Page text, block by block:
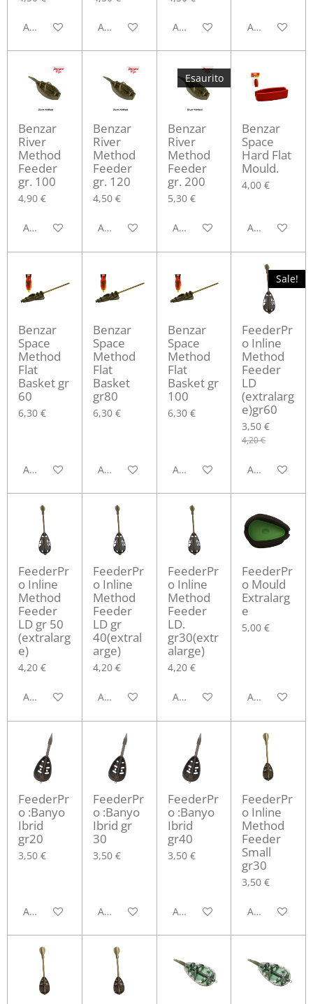
Aggiungi al carrelloAggiungi al carrelloAggiungi al carrelloAvvisami
Benzar
River
Method
Feeder
gr. 100
4,90 €
Aggiungi al carrello
Benzar
River
Method
Feeder
gr. 120
4,50 €
Aggiungi al carrello
Esaurito
Benzar
River
Method
Feeder
gr. 200
5,30 €
Avvisami quando disponibile
Benzar
Space
Hard Flat
Mould.
4,00 €
Aggiungi al
Benzar
Space
Method
Flat
Basket gr
60
6,30 €
Aggiungi al carrello
Benzar
Space
Method
Flat
Basket
gr80
6,30 €
Aggiungi al carrello
Benzar
Space
Method
Flat
Basket gr
100
6,30 €
Aggiungi al carrello
Sale!
FeederPr
o Inline
Method
Feeder
LD
(extralarg
e)gr60
3,50 €
4,20 €
Aggiungi al
FeederPr
o Inline
Method
Feeder
LD gr 50
(extralarg
e)
4,20 €
Aggiungi al carrello
FeederPr
o Inline
Method
Feeder
LD gr
40(extral
arge)
4,20 €
Aggiungi al carrello
FeederPr
o Inline
Method
Feeder
LD.
gr30(extr
alarge)
4,20 €
Aggiungi al carrello
FeederPr
o Mould
Extralarg
e
5,00 €
Aggiungi al
FeederPr
o :Banyo
Ibrid
gr20
3,50 €
Aggiungi al carrello
FeederPr
o :Banyo
Ibrid gr
30
3,50 €
Aggiungi al carrello
FeederPr
o :Banyo
Ibrid
gr40
3,50 €
Aggiungi al carrello
FeederPr
o Inline
Method
Feeder
Small
gr30
3,50 €
Aggiungi al